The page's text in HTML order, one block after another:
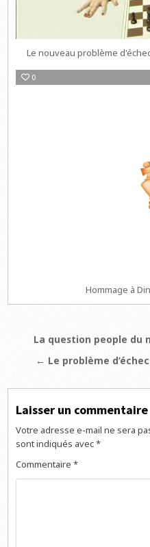
Le nouveau problème
0
Hommage à
Navigation
La question people du
← Le problème
Laisser un commentaire
Votre adresse e-mail ne sera
sont indiqués avec*
Commentaire*